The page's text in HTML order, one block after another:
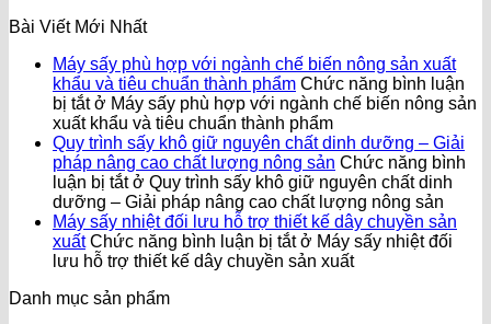
Bài Viết Mới Nhất
Máy sấy phù hợp với ngành chế biến nông sản xuất
khẩu và tiêu chuẩn thành phẩm Chức năng bình luận
bị tắtở Máy sấy phù hợp với ngành chế biến nông sản
xuất khẩu và tiêu chuẩn thành phẩm
Quy trình sấy khô giữ nguyên chất dinh dưỡng – Giải
pháp nâng cao chất lượng nông sản Chức năng bình
luận bị tắtở Quy trình sấy khô giữ nguyên chất dinh
dưỡng – Giải pháp nâng cao chất lượng nông sản
Máy sấy nhiệt đối lưu hỗ trợ thiết kế dây chuyền sản
xuất Chức năng bình luận bị tắtở Máy sấy nhiệt đối
lưu hỗ trợ thiết kế dây chuyền sản xuất
Danh mục sản phẩm